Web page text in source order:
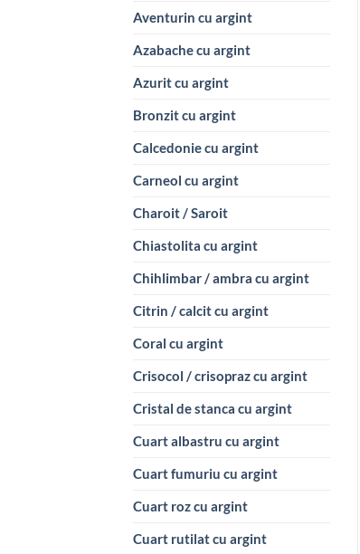
Aventurin cu argint
Azabache cu argint
Azurit cu argint
Bronzit cu argint
Calcedonie cu argint
Carneol cu argint
Charoit / Saroit
Chiastolita cu argint
Chihlimbar / ambra cu argint
Citrin / calcit cu argint
Coral cu argint
Crisocol / crisopraz cu argint
Cristal de stanca cu argint
Cuart albastru cu argint
Cuart fumuriu cu argint
Cuart roz cu argint
Cuart rutilat cu argint